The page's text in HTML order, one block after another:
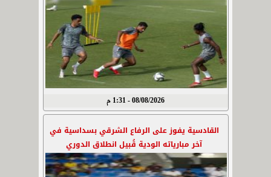
08/08/2026 - 1:31 م
القادسية يفوز على الرفاع الشرقي بسداسية في
آخر مبارياته الودية قُبيل انطلاق الدوري